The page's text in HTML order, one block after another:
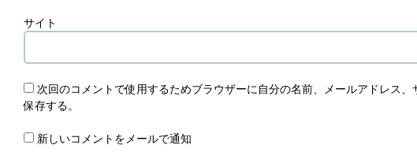
サイト
次回のコメントで使用するためブラウザーに自分の名前、メールアドレス、
保存する。
新しいコメントをメールで通知